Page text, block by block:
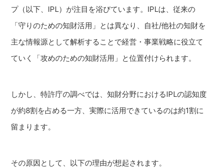
プ（以下、IPL）が注目を浴びています。IPLは、従来の
「守りのための知財活用」とは異なり、自社/他社の知財を
主な情報源として解析することで経営・事業戦略に役立て
ていく「攻めのための知財活用」と位置付けられます。
しかし、特許庁の調べでは、知財分野におけるIPLの認知度
が約8割を占める一方、実際に活用できているのは約1割に
留まります。
その原因として、以下の理由が想起されます。